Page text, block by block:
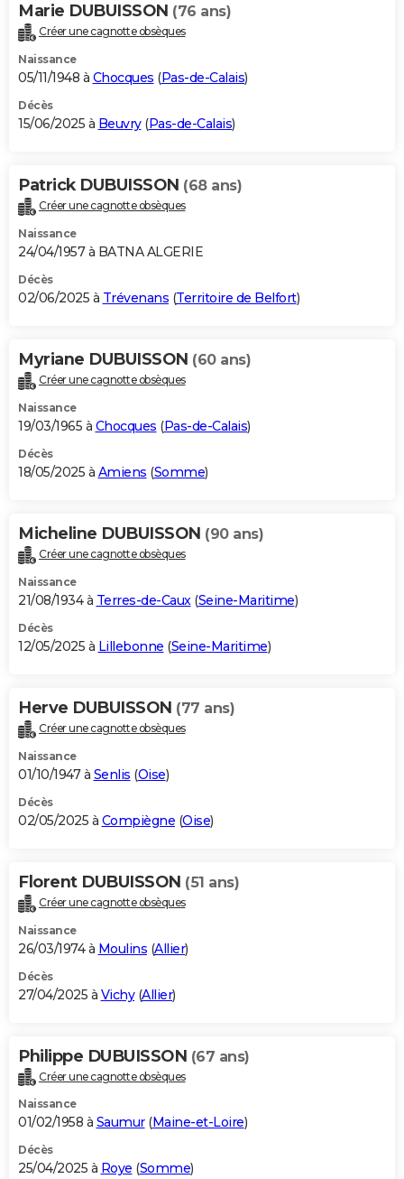
Marie DUBUISSON (76 ans)
Créer une cagnotte obsèques
Naissance
05/11/1948 à Chocques (Pas-de-Calais)
Décès
15/06/2025 à Beuvry(Pas-de-Calais)
Patrick DUBUISSON (68 ans)
Créer une cagnotte obsèques
Naissance
24/04/1957 à BATNA ALGERIE
Décès
02/06/2025 à Trévenans (Territoire de Belfort)
Myriane DUBUISSON (60 ans)
Créer une cagnotte obsèques
Naissance
19/03/1965 à Chocques (Pas-de-Calais)
Décès
18/05/2025 à Amiens (Somme)
Micheline DUBUISSON (90 ans)
Créer une cagnotte obsèques
Naissance
21/08/1934 à Terres-de-Caux(Seine-Maritime)
Décès
12/05/2025 à Lillebonne (Seine-Maritime)
Herve DUBUISSON (77 ans)
Créer une cagnotte obsèques
Naissance
01/10/1947 à Senlis (Oise)
Décès
02/05/2025 à Compiègne (Oise)
Florent DUBUISSON (51 ans)
Créer une cagnotte obsèques
Naissance
26/03/1974 à Moulins (Allier)
Décès
27/04/2025 à Vichy(Allier)
Philippe DUBUISSON (67 ans)
Créer une cagnotte obsèques
Naissance
01/02/1958 à Saumur(Maine-et-Loire)
Décès
25/04/2025 à Roye (Somme)